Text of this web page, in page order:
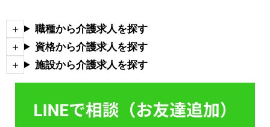
職種から介護求人を探す
資格から介護求人を探す
施設から介護求人を探す